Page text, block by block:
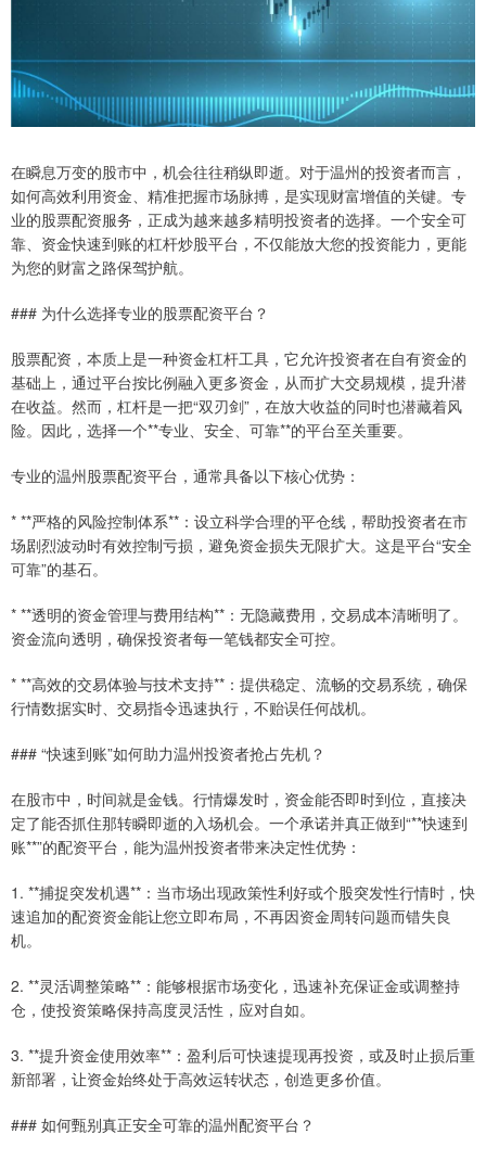
在瞬息万变的股市中，机会往往稍纵即逝。对于温州的投资者而言，
如何高效利用资金、精准把握市场脉搏，是实现财富增值的关键。专
业的股票配资服务，正成为越来越多精明投资者的选择。一个安全可
靠、资金快速到账的杠杆炒股平台，不仅能放大您的投资能力，更能
为您的财富之路保驾护航。
### 为什么选择专业的股票配资平台？
股票配资，本质上是一种资金杠杆工具，它允许投资者在自有资金的
基础上，通过平台按比例融入更多资金，从而扩大交易规模，提升潜
在收益。然而，杠杆是一把“双刃剑”，在放大收益的同时也潜藏着风
险。因此，选择一个**专业、安全、可靠**的平台至关重要。
专业的温州股票配资平台，通常具备以下核心优势：
* **严格的风险控制体系**：设立科学合理的平仓线，帮助投资者在市
场剧烈波动时有效控制亏损，避免资金损失无限扩大。这是平台“安全
可靠”的基石。
* **透明的资金管理与费用结构**：无隐藏费用，交易成本清晰明了。
资金流向透明，确保投资者每一笔钱都安全可控。
* **高效的交易体验与技术支持**：提供稳定、流畅的交易系统，确保
行情数据实时、交易指令迅速执行，不贻误任何战机。
### “快速到账”如何助力温州投资者抢占先机？
在股市中，时间就是金钱。行情爆发时，资金能否即时到位，直接决
定了能否抓住那转瞬即逝的入场机会。一个承诺并真正做到“**快速到
账**”的配资平台，能为温州投资者带来决定性优势：
1. **捕捉突发机遇**：当市场出现政策性利好或个股突发性行情时，快
速追加的配资资金能让您立即布局，不再因资金周转问题而错失良
机。
2. **灵活调整策略**：能够根据市场变化，迅速补充保证金或调整持
仓，使投资策略保持高度灵活性，应对自如。
3. **提升资金使用效率**：盈利后可快速提现再投资，或及时止损后重
新部署，让资金始终处于高效运转状态，创造更多价值。
### 如何甄别真正安全可靠的温州配资平台？